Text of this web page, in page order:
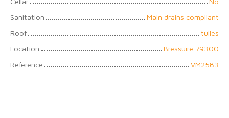
Sanitation
Main drains compliant
Roof
tuiles
Location
Bressuire 79300
Reference
VM2583